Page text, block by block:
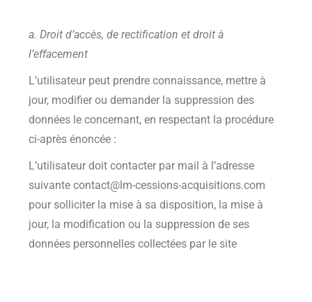
a. Droit d’accès, de rectification et droit à
l’effacement
L’utilisateur peut prendre connaissance, mettre à
jour, modifier ou demander la suppression des
données le concernant, en respectant la procédure
ci-après énoncée :
L’utilisateur doit contacter par mail à l’adresse
suivante contact@lm-cessions-acquisitions.com
pour solliciter la mise à sa disposition, la mise à
jour, la modification ou la suppression de ses
données personnelles collectées par le site